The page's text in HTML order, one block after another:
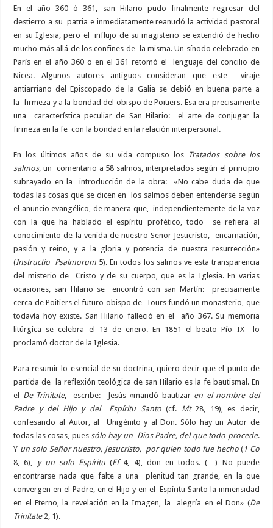
En el año 360 ó 361, san Hilario pudo finalmente regresar del
destierro a su patria e inmediatamente reanudó la actividad pastoral
en su Iglesia, pero el influjo de su magisterio se extendió de hecho
mucho más allá de los confines de la misma. Un sínodo celebrado en
París en el año 360 o en el 361 retomó el lenguaje del concilio de
Nicea. Algunos autores antiguos consideran que este viraje
antiarriano del Episcopado de la Galia se debió en buena parte a
la firmeza y a la bondad del obispo de Poitiers. Esa era precisamente
una característica peculiar de San Hilario: el arte de conjugar la
firmeza en la fe con la bondad en la relación interpersonal.
En los últimos años de su vida compuso los Tratados sobre los
salmos, un comentario a 58 salmos, interpretados según el principio
subrayado en la introducción de la obra: «No cabe duda de que
todas las cosas que se dicen en los salmos deben entenderse según
el anuncio evangélico, de manera que, independientemente de la voz
con la que ha hablado el espíritu profético, todo se refiera al
conocimiento de la venida de nuestro Señor Jesucristo, encarnación,
pasión y reino, y a la gloria y potencia de nuestra resurrección»
(Instructio Psalmorum 5). En todos los salmos ve esta transparencia
del misterio de Cristo y de su cuerpo, que es la Iglesia. En varias
ocasiones, san Hilario se encontró con san Martín: precisamente
cerca de Poitiers el futuro obispo de Tours fundó un monasterio, que
todavía hoy existe. San Hilario falleció en el año 367. Su memoria
litúrgica se celebra el 13 de enero. En 1851 el beato Pío IX lo
proclamó doctor de la Iglesia.
Para resumir lo esencial de su doctrina, quiero decir que el punto de
partida de la reflexión teológica de san Hilario es la fe bautismal. En
el De Trinitate, escribe: Jesús «mandó bautizar en el nombre del
Padre y del Hijo y del Espíritu Santo(cf. Mt28, 19), es decir,
confesando al Autor, al Unigénito y al Don. Sólo hay un Autor de
todas las cosas, pues sólo hay un Dios Padre, del que todo procede.
Y un solo Señor nuestro, Jesucristo, por quien todo fue hecho( 1 Co
8, 6), y un solo Espíritu(Ef4, 4), don en todos. (…) No puede
encontrarse nada que falte a una plenitud tan grande, en la que
convergen en el Padre, en el Hijo y en el Espíritu Santo la inmensidad
en el Eterno, la revelación en la Imagen, la alegría en el Don» (De
Trinitate2, 1).